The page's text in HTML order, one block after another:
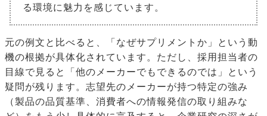
る環境に魅力を感じています。
元の例文と比べると、「なぜサプリメントか」という動
機の根拠が具体化されています。ただし、採用担当者の
目線で見ると「他のメーカーでもできるのでは」という
疑問が残ります。志望先のメーカーが持つ特定の強み
（製品の品質基準、消費者への情報発信の取り組みな